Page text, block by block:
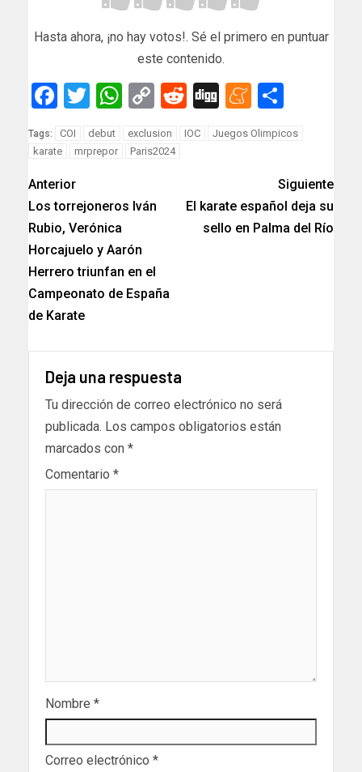
Hasta ahora, ¡no hay votos!. Sé el primero en puntuar
este contenido.
Facebook
TwitterWhatsApp
Copy
Link
RedditDigg
Tags: COI debut exclusion IOC
Juegos Olimpicos
karate
mrprepor Paris2024
Anterior
Los torrejoneros Iván
Rubio, Verónica
Horcajuelo y Aarón
Herrero triunfan en el
Campeonato de España
de Karate
Siguiente
El karate español deja su
sello en Palma del Río
Deja una respuesta
Tu dirección de correo electrónico no será
publicada. Los campos obligatorios están
marcados con *
Comentario *
Nombre *
Correo electrónico *